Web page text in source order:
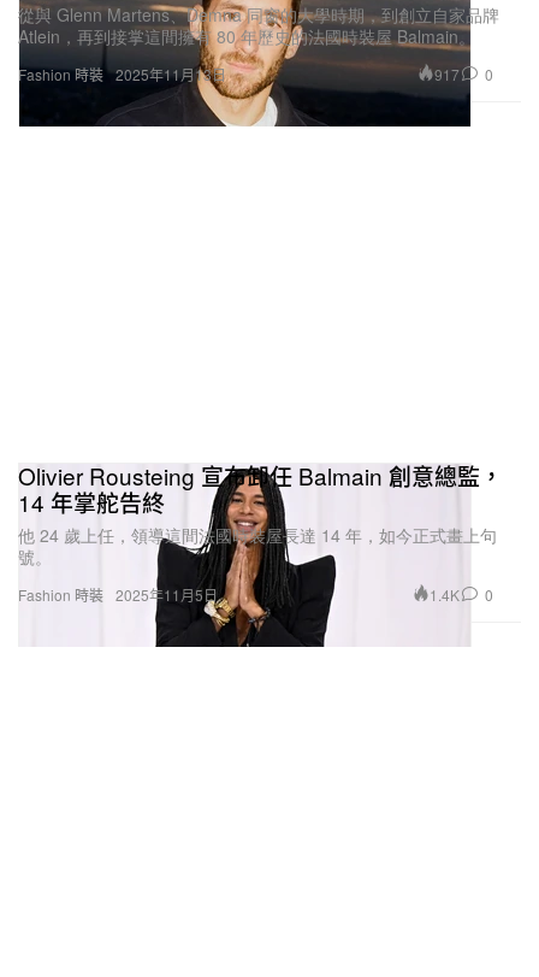
Fashion 時裝
從與 Glenn Martens、Demna 同窗的大學時期，到創立自家品牌
Atlein，再到接掌這間擁有 80 年歷史的法國時裝屋 Balmain。
2025年11月13日 917 0
Fashion 時裝
Olivier Rousteing 宣布卸任 Balmain 創意總監，
14 年掌舵告終
他 24 歲上任，領導這間法國時裝屋長達 14 年，如今正式畫上句
號。
2025年11月5日 1.4K 0